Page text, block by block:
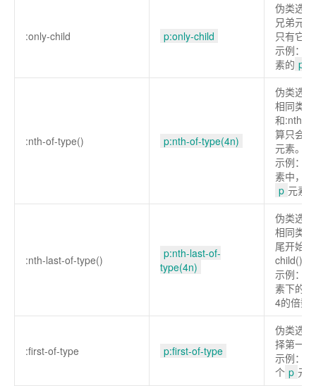
:only-child p:only-child
伪类选
兄弟元
只有它
示例：
素的 p
:nth-of-type() p:nth-of-type(4n)
伪类选
相同类
和:nth-
算只会
元素。
示例：
素中，
p 元素
:nth-last-of-type()
p:nth-last-of-
type(4n)
伪类选
相同类
尾开始
child()
示例：
素下的p
4的倍数
:first-of-type p:first-of-type
伪类选
择第一
示例：
个 p 元